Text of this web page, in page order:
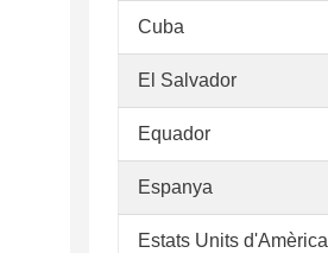
Cuba
El Salvador
Equador
Espanya
Estats Units d'Amèrica